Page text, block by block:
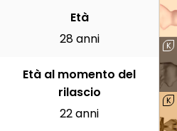
K
K
Età
28 anni
Età al momento del
rilascio
22 anni